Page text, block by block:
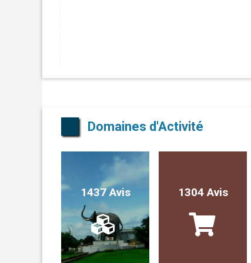
Domaines d'Activité
1437 Avis 1304 Avis